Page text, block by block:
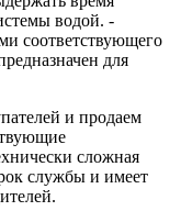
водой. -
соответствующего
для
и продаем
сложная
службы и имеет